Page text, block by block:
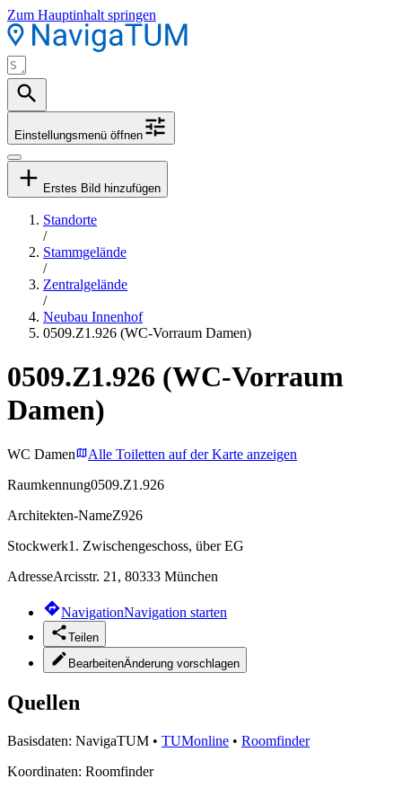
Zum Hauptinhalt springen
Einstellungsmenü öffnen
Erstes Bild hinzufügen
Standorte
/
Stammgelände
/
Zentralgelände
/
Neubau Innenhof
0509.Z1.926 (WC-Vorraum Damen)
0509.Z1.926 (WC-Vorraum
Damen)
WC Damen
Alle Toiletten auf der Karte anzeigen
Raumkennung0509.Z1.926
Architekten-NameZ926
Stockwerk1. Zwischengeschoss, über EG
AdresseArcisstr. 21, 80333 München
NavigationNavigation starten
Teilen
BearbeitenÄnderung vorschlagen
Quellen
Basisdaten: NavigaTUM • TUMonline • Roomfinder
Koordinaten: Roomfinder